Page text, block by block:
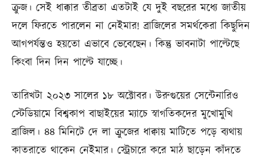
ক্রুজ। সেই ধাক্কার তীব্রতা এতটাই যে দুই বছরের মধ্যে জাতীয়
দলে ফিরতে পারলেন না নেইমার! ব্রাজিলের সমর্থকেরা কিছুদিন
আগপর্যন্তও হয়তো এভাবে ভেবেছেন। কিন্তু ভাবনাটা পাল্টেছে
কিংবা দিন দিন পাল্টে যাচ্ছে।
তারিখটা ২০২৩ সালের ১৮ অক্টোবর। উরুগুয়ের সেন্টেনারিও
স্টেডিয়ামে বিশ্বকাপ বাছাইয়ের ম্যাচে স্বাগতিকদের মুখোমুখি
ব্রাজিল। ৪৪ মিনিটে দে লা ক্রুজের ধাক্বায় মাটিতে পড়ে ব্যথায়
কাতরাতে থাকেন নেইমার। স্ট্রেচারে করে মাঠ ছাড়েন কাঁদতে